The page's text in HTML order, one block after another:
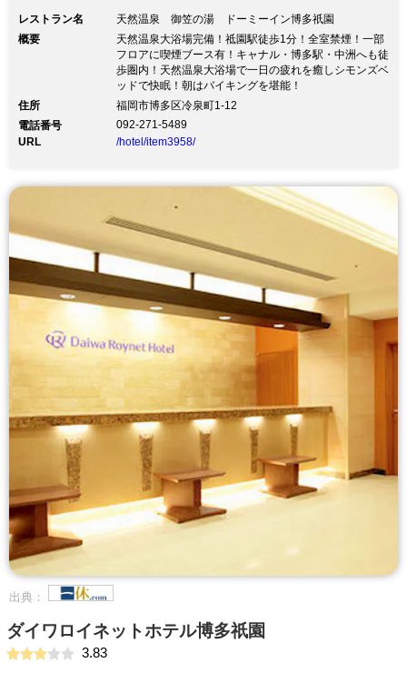
レストラン名
天然温泉 御笠の湯 ドーミーイン博多祇園
概要
天然温泉大浴場完備！祗園駅徒歩1分！全室禁煙！一部
フロアに喫煙ブース有！キャナル・博多駅・中洲へも徒
歩圏内！天然温泉大浴場で一日の疲れを癒しシモンズベ
ッドで快眠！朝はバイキングを堪能！
住所
福岡市博多区冷泉町1-12
電話番号
092-271-5489
URL
/hotel/item3958/
出典：
ダイワロイネットホテル博多祇園
3.83